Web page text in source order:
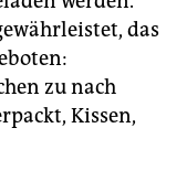
das
zu nach
Kissen,